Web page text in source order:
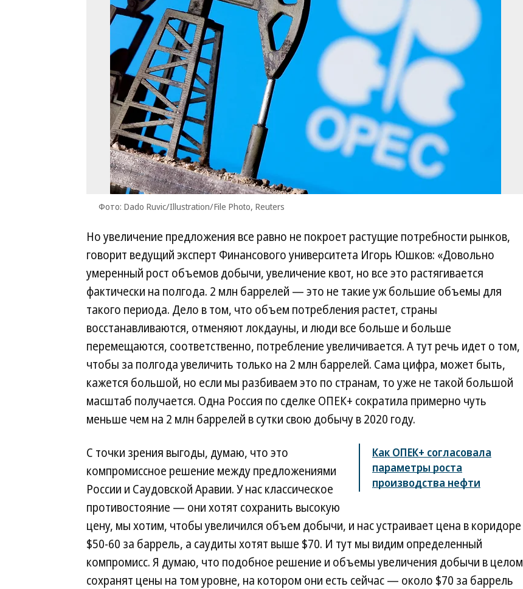
Фото: Dado Ruvic/Illustration/File Photo, Reuters
Но увеличение предложения все равно не покроет растущие потребности рынков,
говорит ведущий эксперт Финансового университета Игорь Юшков: «Довольно
умеренный рост объемов добычи, увеличение квот, но все это растягивается
фактически на полгода. 2 млн баррелей — это не такие уж большие объемы для
такого периода. Дело в том, что объем потребления растет, страны
восстанавливаются, отменяют локдауны, и люди все больше и больше
перемещаются, соответственно, потребление увеличивается. А тут речь идет о том,
чтобы за полгода увеличить только на 2 млн баррелей. Сама цифра, может быть,
кажется большой, но если мы разбиваем это по странам, то уже не такой большой
масштаб получается. Одна Россия по сделке ОПЕК+ сократила примерно чуть
меньше чем на 2 млн баррелей в сутки свою добычу в 2020 году.
Как ОПЕК+ согласовала
параметры роста
производства нефти
С точки зрения выгоды, думаю, что это
компромиссное решение между предложениями
России и Саудовской Аравии. У нас классическое
противостояние — они хотят сохранить высокую
цену, мы хотим, чтобы увеличился объем добычи, и нас устраивает цена в коридоре
$50-60 за баррель, а саудиты хотят выше $70. И тут мы видим определенный
компромисс. Я думаю, что подобное решение и объемы увеличения добычи в целом
сохранят цены на том уровне, на котором они есть сейчас — около $70 за баррель